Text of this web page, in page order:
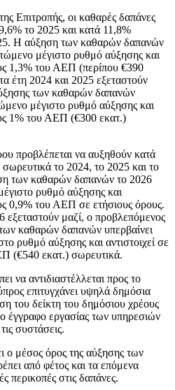
Επιτροπής, οι καθαρές δαπάνες
το 2025 και κατά 11,8%
Η αύξηση των καθαρών δαπανών
μέγιστο ρυθμό αύξησης και
1,3% του ΑΕΠ (περίπου €390
έτη 2024 και 2025 εξεταστούν
των καθαρών δαπανών
μέγιστο ρυθμό αύξησης και
1% του ΑΕΠ (€300 εκατ.)
προβλέπεται να αυξηθούν κατά
το 2024, το 2025 και το
των καθαρών δαπανών το 2026
ρυθμό αύξησης και
0,9% του ΑΕΠ σε ετήσιους όρους.
εξεταστούν μαζί, ο προβλεπόμενος
καθαρών δαπανών υπερβαίνει
ρυθμό αύξησης και αντιστοιχεί σε
(€540 εκατ.) σωρευτικά.
να αντιδιαστέλλεται προς το
επιτυγχάνει υψηλά δημόσια
του δείκτη του δημόσιου χρέους
έγγραφο εργασίας των υπηρεσιών
συστάσεις.
ο μέσος όρος της αύξησης των
από φέτος και τα επόμενα
περικοπές στις δαπάνες.